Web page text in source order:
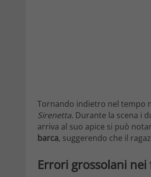
Tornando indietro nel tempo
Sirenetta. Durante la scena i
arriva al suo apice si può
barca, suggerendo che il
Errori grossolani nei